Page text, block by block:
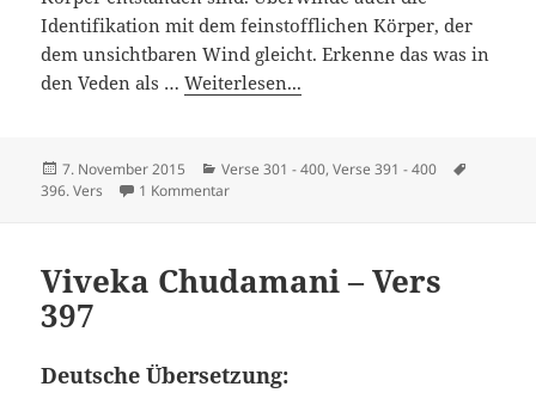
Identifikation mit dem feinstofflichen Körper, der
dem unsichtbaren Wind gleicht. Erkenne das was in
den Veden als …Weiterlesen...
Veröffentlicht
am
7. November 2015 Kategorien
Verse 301 - 400,Verse 391 - 400
396. Vers
1 Kommentarzu Viveka Chudamani – Vers 396
Viveka Chudamani – Vers
397
Deutsche Übersetzung: